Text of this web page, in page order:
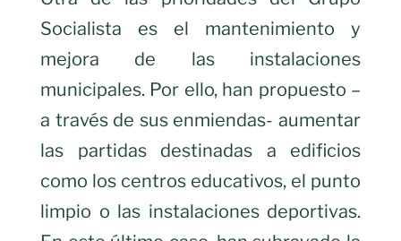
Socialista es el mantenimiento y
mejora de las instalaciones
municipales. Por ello, han propuesto –
a través de sus enmiendas- aumentar
las partidas destinadas a edificios
como los centros educativos, el punto
limpio o las instalaciones deportivas.